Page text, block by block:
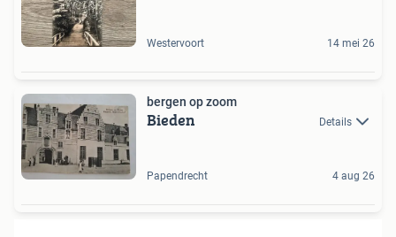
Westervoort 14 mei 26
bergen op zoom
Bieden Details
Papendrecht 4 aug 26